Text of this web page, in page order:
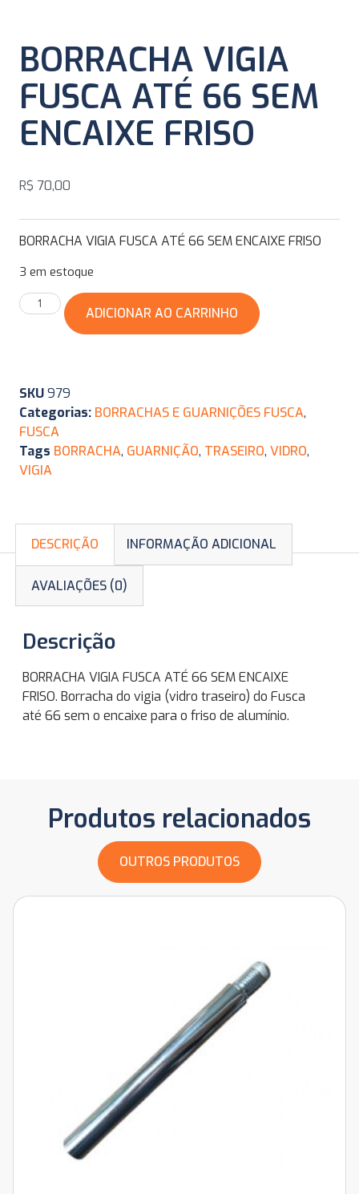
BORRACHA VIGIA
FUSCA ATÉ 66 SEM
ENCAIXE FRISO
R$ 70,00
BORRACHA VIGIA FUSCA ATÉ 66 SEM ENCAIXE FRISO
3 em estoque
ADICIONAR AO CARRINHO
SKU979
Categorias: BORRACHAS E GUARNIÇÕES FUSCA,
FUSCA
Tags BORRACHA, GUARNIÇÃO, TRASEIRO, VIDRO,
VIGIA
DESCRIÇÃO INFORMAÇÃO ADICIONAL
AVALIAÇÕES (0)
Descrição
BORRACHA VIGIA FUSCA ATÉ 66 SEM ENCAIXE
FRISO. Borracha do vigia (vidro traseiro) do Fusca
até 66 sem o encaixe para o friso de alumínio.
Produtos relacionados
OUTROS PRODUTOS